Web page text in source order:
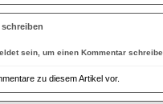
sein, um einen Kommentar
zu diesem Artikel vor.